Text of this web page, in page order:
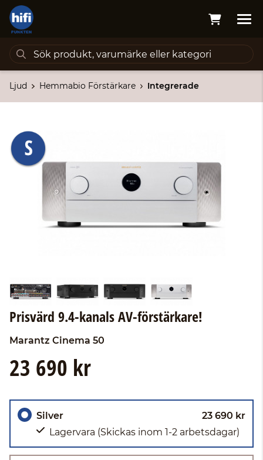
Ljud Hemmabio Förstärkare Integrerade
Prisvärd 9.4-kanals AV-förstärkare!
Marantz Cinema 50
23 690 kr
Silver
23 690 kr
Lagervara (Skickas inom 1-2 arbetsdagar)